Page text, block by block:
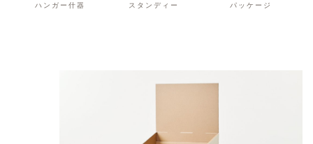
ハンガー什器 スタンディー パッケージ